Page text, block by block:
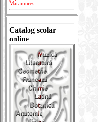
Maramures
Catalog scolar
online